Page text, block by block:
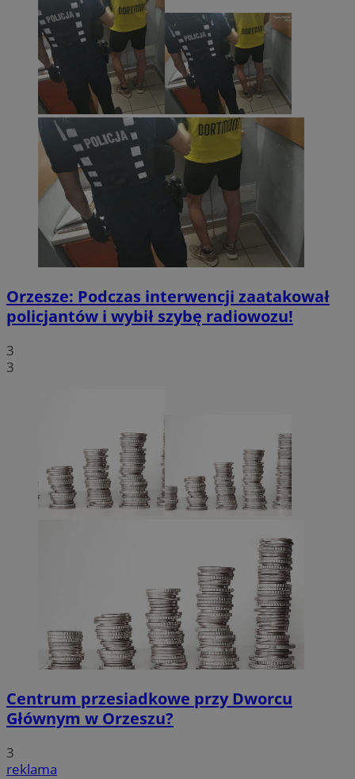
Orzesze: Podczas interwencji zaatakował
policjantów i wybił szybę radiowozu!
3
3
Centrum przesiadkowe przy Dworcu
Głównym w Orzeszu?
3
reklama